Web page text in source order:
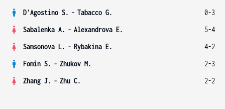
D'Agostino S. - Tabacco G.
0-3
Sabalenka A. - Alexandrova E.
5-4
Samsonova L. - Rybakina E.
4-2
Fomin S. - Zhukov M.
2-3
Zhang J. - Zhu C. 2-2